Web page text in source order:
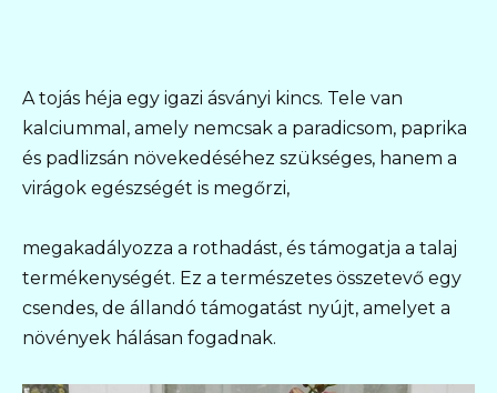
A tojás héja egy igazi ásványi kincs. Tele van
kalciummal, amely nemcsak a paradicsom, paprika
és padlizsán növekedéséhez szükséges, hanem a
virágok egészségét is megőrzi,
megakadályozza a rothadást, és támogatja a talaj
termékenységét. Ez a természetes összetevő egy
csendes, de állandó támogatást nyújt, amelyet a
növények hálásan fogadnak.